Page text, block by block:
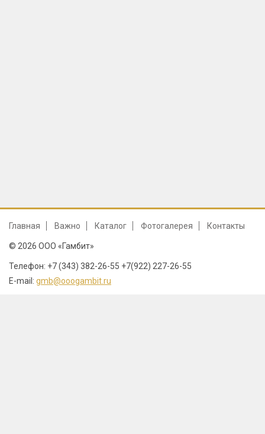
Главная Важно Каталог Фотогалерея Контакты
© 2026 ООО «Гамбит»
Телефон: +7 (343) 382-26-55 +7(922) 227-26-55
E-mail: gmb@ooogambit.ru